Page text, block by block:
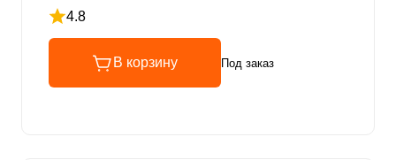
4.8
Рейтинг 4.8 из 5
В корзину Под заказ